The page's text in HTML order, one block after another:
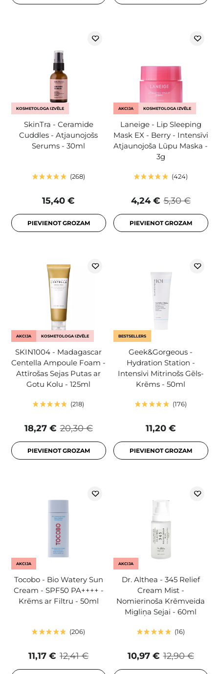
KOSMETOLOGA IZVĒLE
SkinTra - Ceramide
Cuddles - Atjaunojošs
Serums - 30ml
268
15,40 €
PIEVIENOT GROZAM
AKCIJA KOSMETOLOGA IZVĒLE
Laneige - Lip Sleeping
Mask EX - Berry - Intensīvi
Atjaunojoša Lūpu Maska -
3g
424
5,30 €
4,24 €
PIEVIENOT GROZAM
AKCIJA KOSMETOLOGA IZVĒLE
SKIN1004 - Madagascar
Centella Ampoule Foam -
Attīrošas Sejas Putas ar
Gotu Kolu - 125ml
218
20,30 €
18,27 €
PIEVIENOT GROZAM
BESTSELLERS
Geek&Gorgeous -
Hydration Station -
Intensīvi Mitrinošs Gēls-
Krēms - 50ml
176
11,20 €
PIEVIENOT GROZAM
AKCIJA
Tocobo - Bio Watery Sun
Cream - SPF50 PA++++ -
Krēms ar Filtru - 50ml
206
12,41 €
11,17 €
AKCIJA
Dr. Althea - 345 Relief
Cream Mist -
Nomierinoša Krēmveida
Migliņa Sejai - 60ml
16
12,90 €
10,97 €